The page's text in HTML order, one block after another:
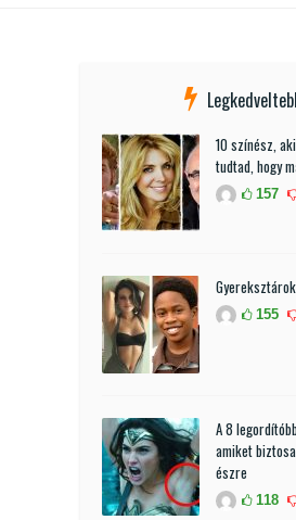
10 színész,
tudtad, hogy
157
155
A 8
amiket
észre
118